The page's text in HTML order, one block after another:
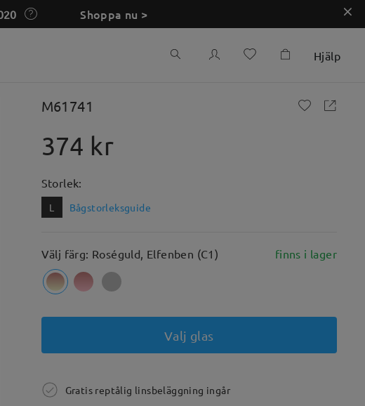
Shoppa nu >
Hjälp
M61741
374 kr
Storlek:
L Bågstorleksguide
Välj färg: Roséguld, Elfenben (C1) finns i lager
Valj glas
Gratis reptålig linsbeläggning ingår